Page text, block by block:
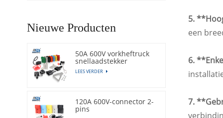
5.
een
6.
7.
Nieuwe Producten
50A 600V vorkheftruck
snellaadstekker
LEES VERDER
120A 600V-connector 2-
pins